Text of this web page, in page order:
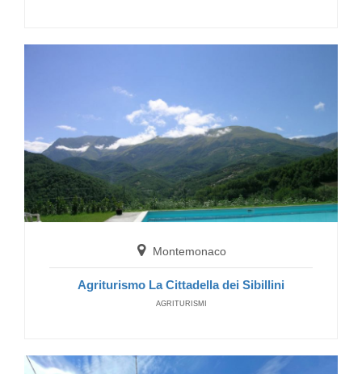
Montemonaco
Agriturismo La Cittadella dei Sibillini
AGRITURISMI